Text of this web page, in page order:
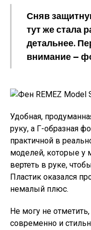
Сняв защитную
тут же стала
детальнее.
внимание —
Удобная,
руку, а Г-образная
практичной в
моделей, которые у
вертеть в руке,
Пластик оказался
немалый плюс.
Не могу не
современно и